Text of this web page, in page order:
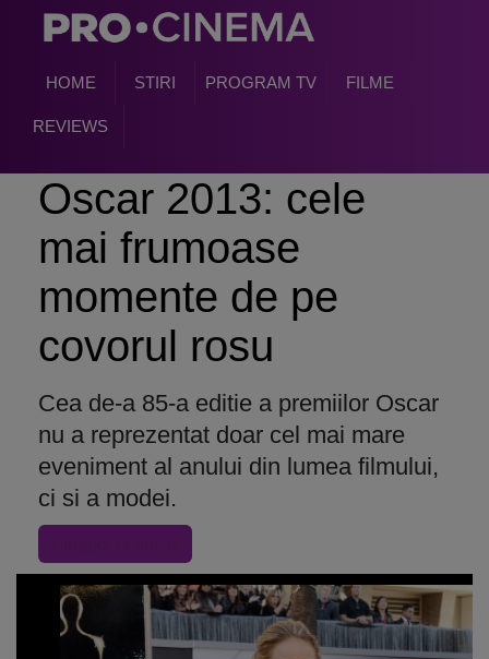
HOME STIRI PROGRAM TV FILME
REVIEWS
Oscar 2013: cele
mai frumoase
momente de pe
covorul rosu
Cea de-a 85-a editie a premiilor Oscar
nu a reprezentat doar cel mai mare
eveniment al anului din lumea filmului,
ci si a modei.